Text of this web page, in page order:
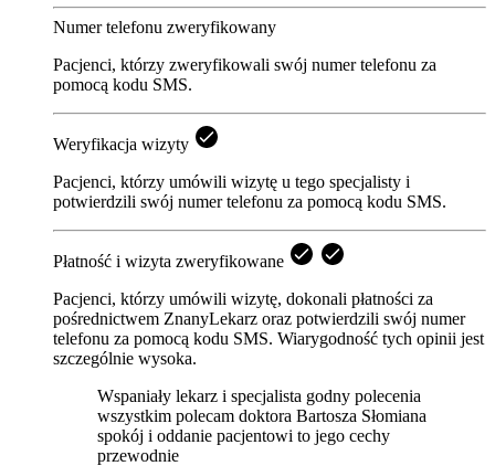
Numer telefonu zweryfikowany
Pacjenci, którzy zweryfikowali swój numer telefonu za
pomocą kodu SMS.
Weryfikacja wizyty
Pacjenci, którzy umówili wizytę u tego specjalisty i
potwierdzili swój numer telefonu za pomocą kodu SMS.
Płatność i wizyta zweryfikowane
Pacjenci, którzy umówili wizytę, dokonali płatności za
pośrednictwem ZnanyLekarz oraz potwierdzili swój numer
telefonu za pomocą kodu SMS. Wiarygodność tych opinii jest
szczególnie wysoka.
Wspaniały lekarz i specjalista godny polecenia
wszystkim polecam doktora Bartosza Słomiana
spokój i oddanie pacjentowi to jego cechy
przewodnie